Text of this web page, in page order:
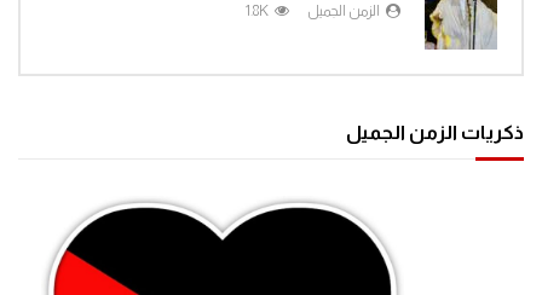
الزمن الجميل 1.8K
ذكريات الزمن الجميل